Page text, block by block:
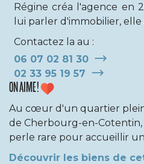
Régine créa l'agence en
lui parler d'immobilier, elle
Contactez la au :
06 07 02 81 30
02 33 95 19 57
ON AIME !
Au cœur d'un quartier
de Cherbourg-en-
perle rare pour accueillir
Découvrir les biens de